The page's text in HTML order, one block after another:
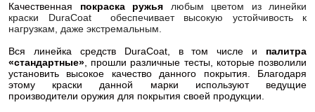
Качественная покраска ружья любым цветом из линейки
краски DuraCoat обеспечивает высокую устойчивость к
нагрузкам, даже экстремальным.
Вся линейка средств DuraCoat, в том числе и палитра
«стандартные» , прошли различные тесты, которые позволили
установить высокое качество данного покрытия. Благодаря
этому краски данной марки используют ведущие
производители оружия для покрытия своей продукции.